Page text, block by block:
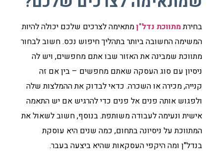
בחירתמתווכת נדל"ןמתאימה לצרכים שלכם יכולה להיות
המשימה החשובה ביותר בתהליך חיפוש נכס. חשוב לבחור
מתווכת שמבינה את האזור שבו אתם מחפשים, ויש לה
ניסיון עם סוג העסקה שאתם מחפשים – בין אם זה
קנייה, מכירה או השכרה. כדאי לבדוק את ההמלצות שלה
ולפגוש אותה פנים אל פנים כדי להרגיש אם יש התאמה
אישית ונעימה לעבודה משותפת. בנוסף, חשוב לשאול את
המתווכת על ניסיונה בתחום, כמה שנים היא עוסקת
בנדל"ן ומה היקפי העסקאות שהיא ביצעה בעבר.